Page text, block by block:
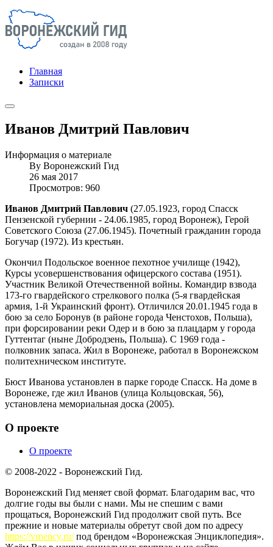
Главная
Записки
Иванов Дмитрий Павлович
Информация о материале
By Воронежский Гид
26 мая 2017
Просмотров: 960
Иванов Дмитрий Павлович (27.05.1923, город Спасск
Пензенской губернии - 24.06.1985, город Воронеж), Герой
Советского Союза (27.06.1945). Почетный гражданин города
Богучар (1972). Из крестьян.
Окончил Подольское военное пехотное училище (1942),
Курсы усовершенствования офицерского состава (1951).
Участник Великой Отечественной войны. Командир взвода
173-го гвардейского стрелкового полка (5-я гвардейская
армия, 1-й Украинский фронт). Отличился 20.01.1945 года в
бою за село Боронув (в районе города Ченстохов, Польша),
при форсировании реки Одер и в бою за плацдарм у города
Гуттентаг (ныне Добродзень, Польша). С 1969 года -
полковник запаса. Жил в Воронеже, работал в Воронежском
политехническом институте.
Бюст Иванова установлен в парке городе Спасск. На доме в
Воронеже, где жил Иванов (улица Кольцовская, 56),
установлена мемориальная доска (2005).
О проекте
О проекте
© 2008-2022 - Воронежский Гид.
Воронежский Гид меняет свой формат. Благодарим вас, что
долгие годы вы были с нами. Мы не спешим с вами
прощаться, Воронежский Гид продолжит свой путь. Все
прежние и новые материалы обретут свой дом по адресу
https://vrnency.ru/под брендом «Воронежская Энциклопедия».